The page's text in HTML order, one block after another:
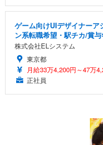
ゲーム向けUIデザイナーア
ン系転職希望・駅チカ/賞
株式会社ELシステム
東京都
月給33万4,200円～47万
正社員